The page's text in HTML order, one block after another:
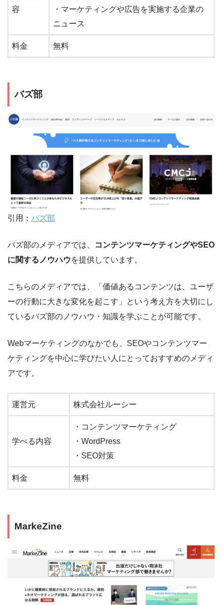
容
・マーケティングや広告を実施する企業の
ニュース
料金 無料
バズ部
引用： バズ部
バズ部のメディアでは、
コンテンツマーケティングやSEO
に関するノウハウを提供しています。
こちらのメディアでは、「価値あるコンテンツは、ユーザ
ーの行動に大きな変化を起こす」という考え方を大切にし
ているバズ部のノウハウ・知識を学ぶことが可能です。
Webマーケティングのなかでも、SEOやコンテンツマー
ケティングを中心に学びたい人にとっておすすめのメディ
アです。
運営元 株式会社ルーシー
学べる内容
・コンテンツマーケティング
・WordPress
・SEO対策
料金 無料
MarkeZine